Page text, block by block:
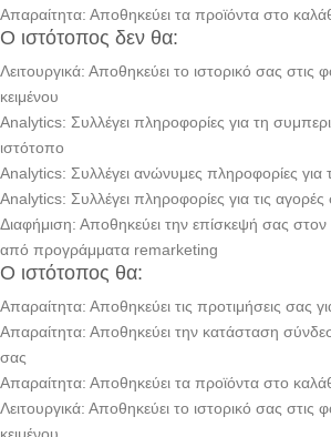
Απαραίτητα: Αποθηκεύει τα προϊόντα στο
Ο ιστότοπος δεν θα:
Λειτουργικά: Αποθηκεύει το ιστορικό σας στις
κειμένου
Analytics: Συλλέγει πληροφορίες για τη
ιστότοπο
Analytics: Συλλέγει ανώνυμες πληροφορίες για
Analytics: Συλλέγει πληροφορίες για τις αγορές
Διαφήμιση: Αποθηκεύει την επίσκεψή σας στον
από προγράμματα remarketing
Ο ιστότοπος θα:
Απαραίτητα: Αποθηκεύει τις προτιμήσεις σας
Απαραίτητα: Αποθηκεύει την κατάσταση
σας
Απαραίτητα: Αποθηκεύει τα προϊόντα στο
Λειτουργικά: Αποθηκεύει το ιστορικό σας στις